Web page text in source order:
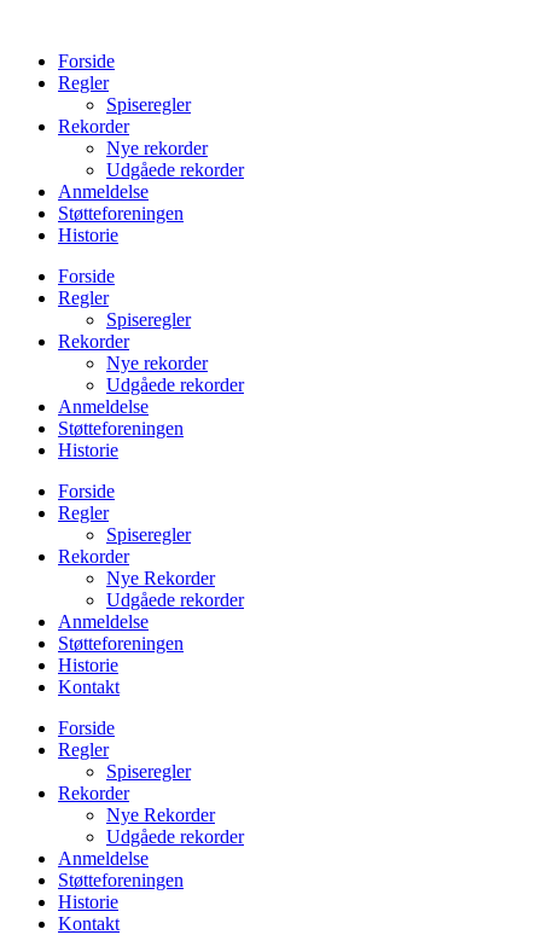
indholdForside
Regler
Spiseregler
Rekorder
Nye rekorder
Udgåede rekorder
Anmeldelse
Støtteforeningen
Historie
Forside
Regler
Spiseregler
Rekorder
Nye rekorder
Udgåede rekorder
Anmeldelse
Støtteforeningen
Historie
Forside
Regler
Spiseregler
Rekorder
Nye Rekorder
Udgåede rekorder
Anmeldelse
Støtteforeningen
Historie
Kontakt
Forside
Regler
Spiseregler
Rekorder
Nye Rekorder
Udgåede rekorder
Anmeldelse
Støtteforeningen
Historie
Kontakt